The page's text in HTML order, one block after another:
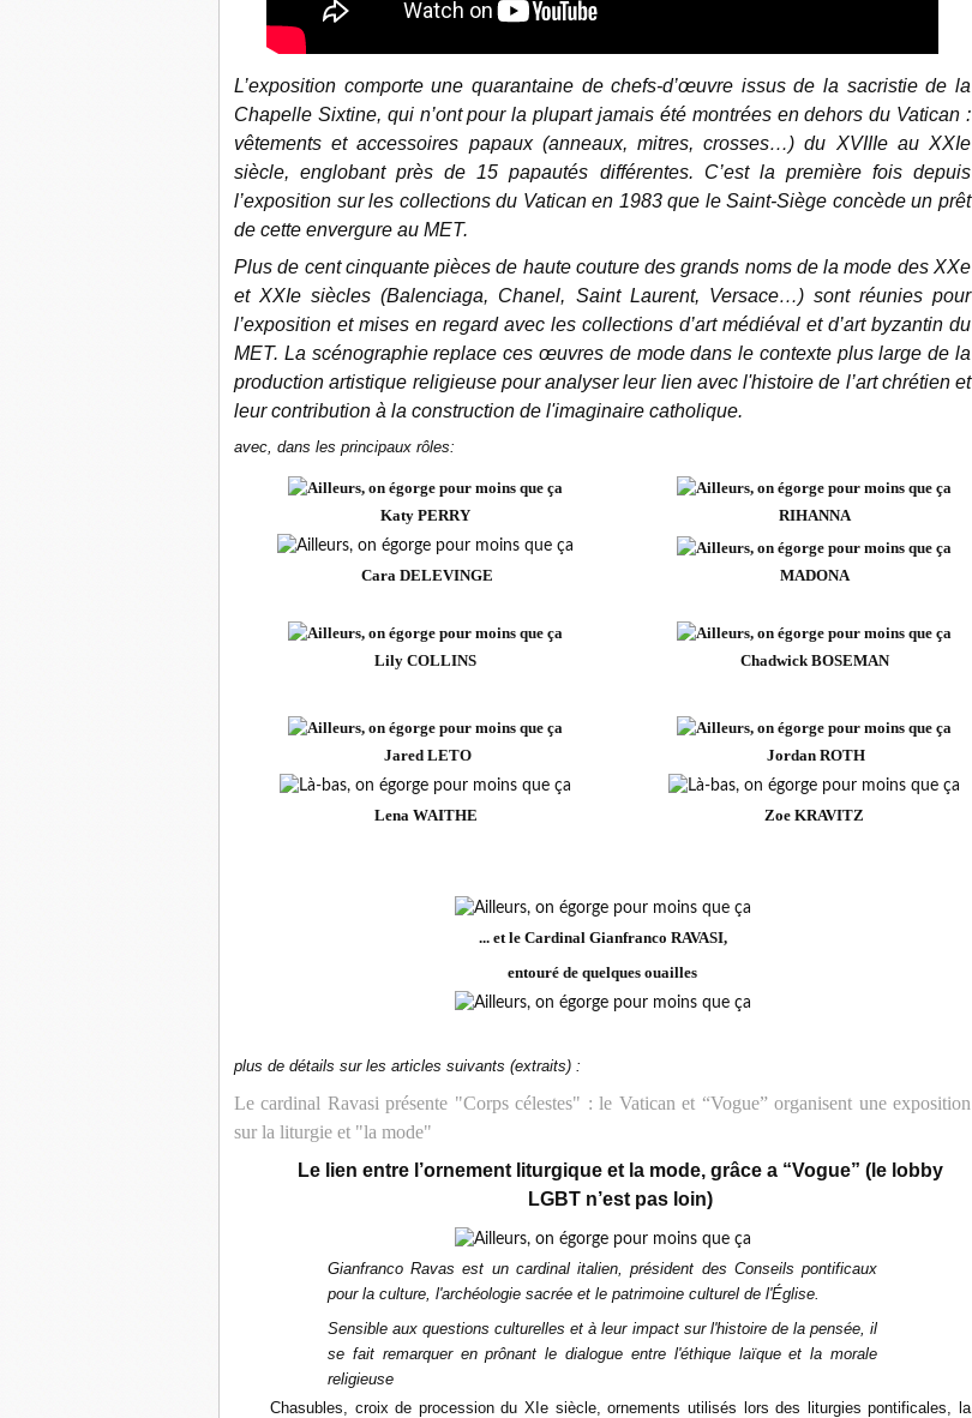
L’exposition comporte une quarantaine de chefs-d’œuvre issus de la sacristie de la
Chapelle Sixtine, qui n’ont pour la plupart jamais été montrées en dehors du Vatican :
vêtements et accessoires papaux (anneaux, mitres, crosses…) du XVIIIe au XXIe
siècle, englobant près de 15 papautés différentes. C’est la première fois depuis
l’exposition sur les collections du Vatican en 1983 que le Saint-Siège concède un prêt
de cette envergure au MET.
Plus de cent cinquante pièces de haute couture des grands noms de la mode des XXe
et XXIe siècles (Balenciaga, Chanel, Saint Laurent, Versace…) sont réunies pour
l’exposition et mises en regard avec les collections d’art médiéval et d’art byzantin du
MET. La scénographie replace ces œuvres de mode dans le contexte plus large de la
production artistique religieuse pour analyser leur lien avec l'histoire de l’art chrétien et
leur contribution à la construction de l'imaginaire catholique.
avec, dans les principaux rôles:
Katy PERRY RIHANNA
Cara DELEVINGE MADONA
Lily COLLINS Chadwick BOSEMAN
Jared LETO Jordan ROTH
Lena WAITHE Zoe KRAVITZ
... et le Cardinal Gianfranco RAVASI,
entouré de quelques ouailles
plus de détails sur les articles suivants (extraits) :
Le cardinal Ravasi présente "Corps célestes" : le Vatican et “Vogue” organisent une exposition
sur la liturgie et "la mode"
Le lien entre l’ornement liturgique et la mode, grâce a “Vogue” (le lobby
LGBT n’est pas loin)
Gianfranco Ravas est un cardinal italien, président des Conseils pontificaux
pour la culture, l'archéologie sacrée et le patrimoine culturel de l'Église.
Sensible aux questions culturelles et à leur impact sur l'histoire de la pensée, il
se fait remarquer en prônant le dialogue entre l'éthique laïque et la morale
religieuse
Chasubles, croix de procession du XIe siècle, ornements utilisés lors des liturgies pontificales, la